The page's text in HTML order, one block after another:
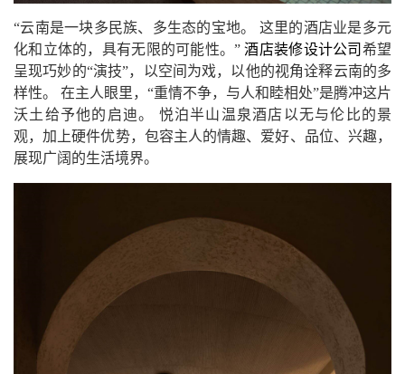
“云南是一块多民族、多生态的宝地。 这里的酒店业是多元
化和立体的，具有无限的可能性。”酒店装修设计公司 希望
呈现巧妙的“演技”，以空间为戏，以他的视角诠释云南的多
样性。 在主人眼里，“重情不争，与人和睦相处”是腾冲这片
沃土给予他的启迪。 悦泊半山温泉酒店以无与伦比的景
观，加上硬件优势，包容主人的情趣、爱好、品位、兴趣，
展现广阔的生活境界。